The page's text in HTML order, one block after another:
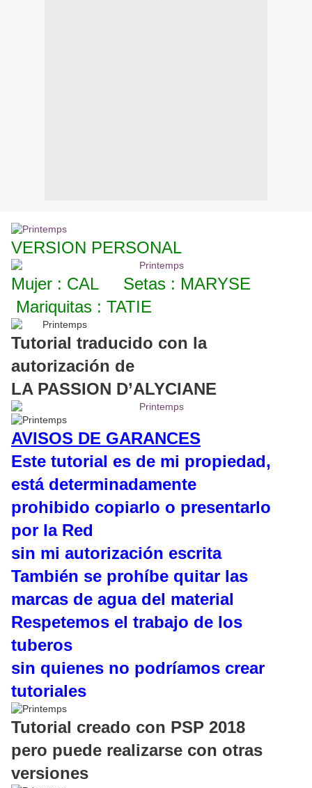
VERSION PERSONAL
Mujer : CAL Setas : MARYSE
Mariquitas : TATIE
Tutorial traducido con la
autorización de
LA PASSION D’ALYCIANE
AVISOS DE GARANCES
Este tutorial es de mi propiedad,
está determinadamente
prohibido copiarlo o presentarlo
por la Red
sin mi autorización escrita
También se prohíbe quitar las
marcas de agua del material
Respetemos el trabajo de los
tuberos
sin quienes no podríamos crear
tutoriales
Tutorial creado con PSP 2018
pero puede realizarse con otras
versiones